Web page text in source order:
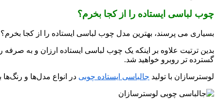
چوب لباسی ایستاده را از کجا بخرم؟
بسیاری می پرسند، بهترین مدل چوب لباسی ایستاده را از کجا
بدین ترتیت علاوه بر اینکه یک چوب لباسی ایستاده ارزان و به
گسترده تر روبرو خواهید شد.
لوسترسازان با تولید جالباسی ایستاده چوبی در انواع مدل‌ها و